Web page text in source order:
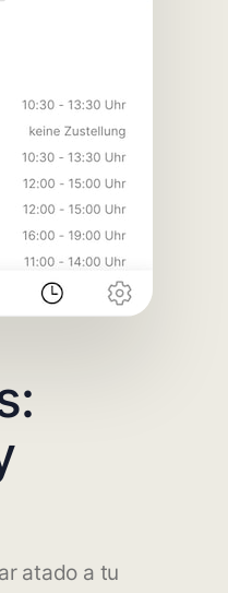
atado a tu